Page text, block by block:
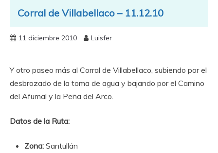
Corral de Villabellaco – 11.12.10
11 diciembre 2010 Luisfer
Y otro paseo más al Corral de Villabellaco, subiendo por el
desbrozado de la toma de agua y bajando por el Camino
del Afumal y la Peña del Arco.
Datos de la Ruta:
Zona: Santullán